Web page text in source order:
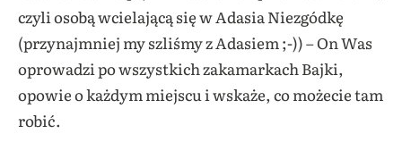
czyli osobą wcielającą się w Adasia Niezgódkę
(przynajmniej my szliśmy z Adasiem ;-)) – On Was
oprowadzi po wszystkich zakamarkach Bajki,
opowie o każdym miejscu i wskaże, co możecie tam
robić.